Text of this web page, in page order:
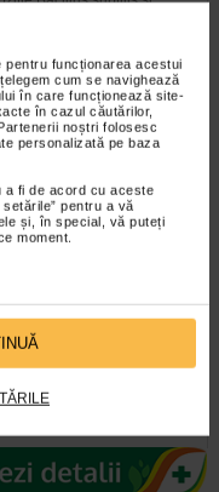
funcționarea acestui
cum se navighează
în care funcționează site-
în cazul căutărilor,
noștri folosesc
personalizată pe baza
a fi de acord cu aceste
pentru a vă
și, în special, vă puteți
moment.
Plătești 2, primești 3
6 g, 6 acadele…
Bombovit De Calatorie
supliment alimentar